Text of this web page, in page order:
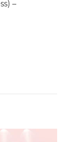
–
- chai 70cl số